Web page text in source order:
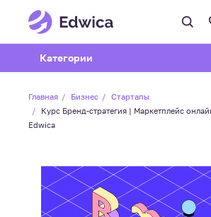
Открыть подменю
Категории
Главная Бизнес
Стартапы
Курс Бренд-стратегия | Маркетплейс
Edwica